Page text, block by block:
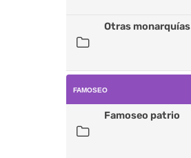
Otras monarquías
FAMOSEO
Famoseo patrio